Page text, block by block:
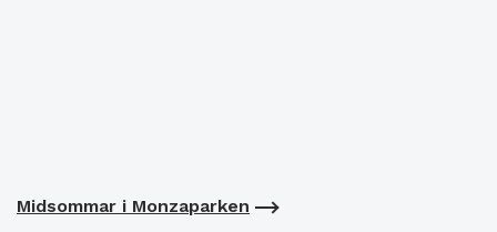
Midsommar i Monzaparken